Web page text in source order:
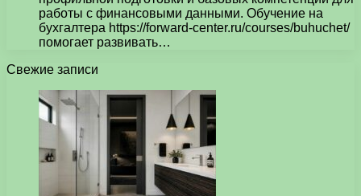
работы с финансовыми данными. Обучение на
бухгалтера https://forward-center.ru/courses/buhuchet/
помогает развивать…
Свежие записи